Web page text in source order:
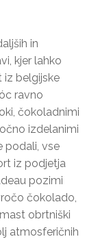
in
kjer lahko
iz belgijske
ravno
čokoladnimi
izdelanimi
podali, vse
iz podjetja
pozimi
čokolado,
obrtniški
atmosferičnih